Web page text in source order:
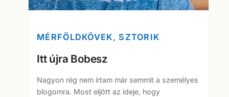
MÉRFÖLDKÖVEK, SZTORIK
Itt újra Bobesz
Nagyon rég nem írtam már semmit a személyes
blogomra. Most eljött az ideje, hogy